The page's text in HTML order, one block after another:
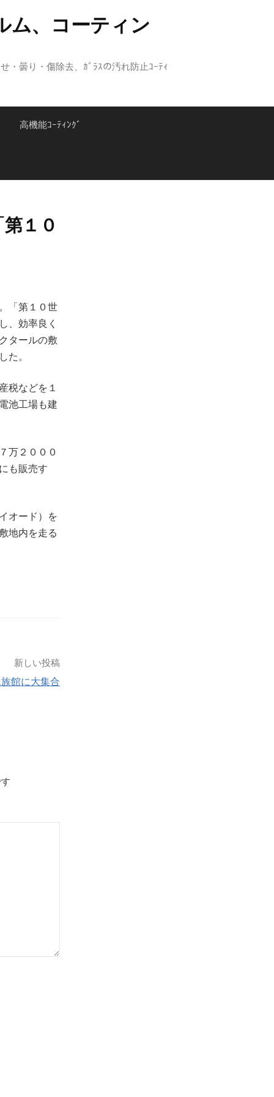
ム、コーティン
・曇り・傷除去、ｶﾞﾗｽの汚れ防止ｺｰﾃｨ
高機能ｺｰﾃｨﾝｸﾞ
１０
「第１０世
、効率良く
タールの敷
た。
税などを１
池工場も建
万２０００
も販売す
オード）を
地内を走る
新しい投稿
館に大集合